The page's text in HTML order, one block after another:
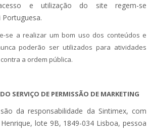
e utilização do site regem-se
Portuguesa.
se a realizar um bom uso dos conteúdos e
poderão ser utilizados para atividades
a ordem pública.
SERVIÇO DE PERMISSÃO DE MARKETING
da responsabilidade da Sintimex, com
lote 9B, 1849-034 Lisboa, pessoa